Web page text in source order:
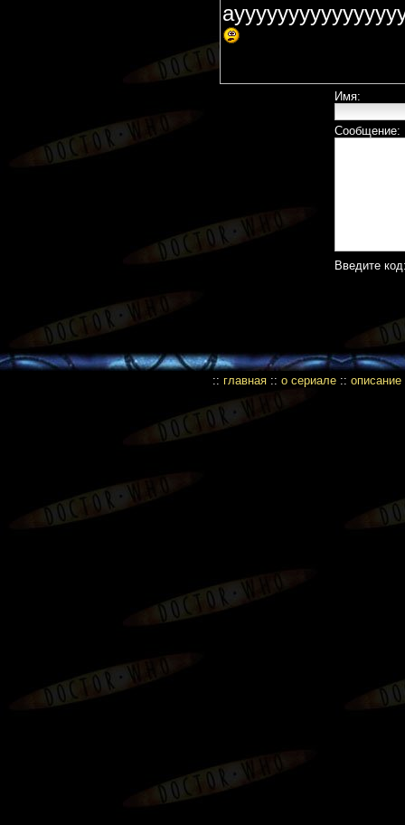
Имя:
Сообщение:
Введите
:: главная :: о сериале :: описание